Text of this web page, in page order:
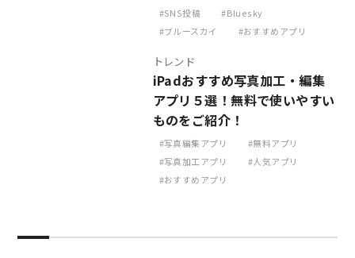
SNS投稿
Bluesky
ブルースカイ
おすすめアプリ
トレンド
iPadおすすめ写真加工・編集
アプリ５選！無料で使いやすい
ものをご紹介！
写真編集アプリ
無料アプリ
写真加工アプリ
人気アプリ
おすすめアプリ